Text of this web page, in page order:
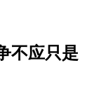
不应只是